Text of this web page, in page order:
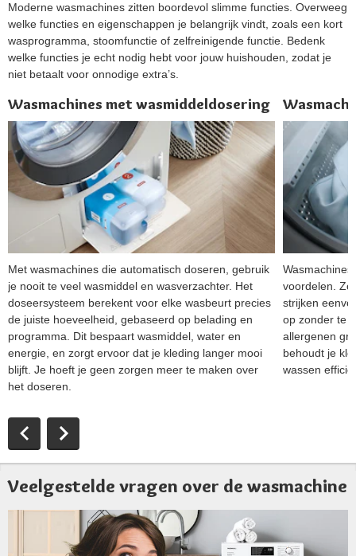
Moderne wasmachines zitten boordevol slimme functies. Overweeg
welke functies en eigenschappen je belangrijk vindt, zoals een kort
wasprogramma, stoomfunctie of zelfreinigende functie. Bedenk
welke functies je echt nodig hebt voor jouw huishouden, zodat je
niet betaalt voor onnodige extra’s.
Wasmachines met wasmiddeldosering
Met wasmachines die automatisch doseren, gebruik
je nooit te veel wasmiddel en wasverzachter. Het
doseersysteem berekent voor elke wasbeurt precies
de juiste hoeveelheid, gebaseerd op belading en
programma. Dit bespaart wasmiddel, water en
energie, en zorgt ervoor dat je kleding langer mooi
blijft. Je hoeft je geen zorgen meer te maken over
het doseren.
voordelen.
strijken
op zonder te
allergenen
behoudt je
wassen
Veelgestelde vragen over de wasmachine